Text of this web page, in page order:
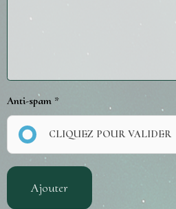
Anti-spam
CLIQUEZ POUR VALIDER
Ajouter